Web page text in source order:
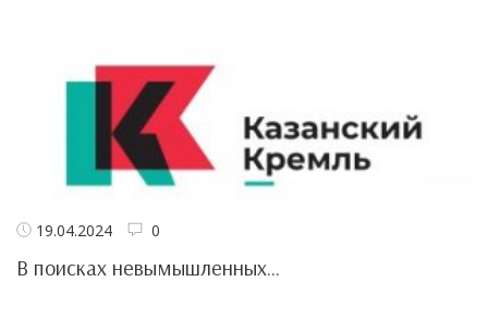
19.04.2024 0
В поисках невымышленных...